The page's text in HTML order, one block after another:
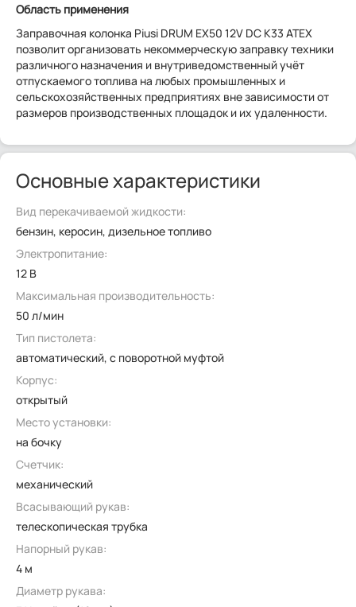
Область применения
Заправочная колонка Piusi DRUM EX50 12V DC K33 ATEX
позволит организовать некоммерческую заправку техники
различного назначения и внутриведомственный учёт
отпускаемого топлива на любых промышленных и
сельскохозяйственных предприятиях вне зависимости от
размеров производственных площадок и их удаленности.
Основные характеристики
Вид перекачиваемой жидкости:
бензин, керосин, дизельное топливо
Электропитание:
12 В
Максимальная производительность:
50 л/мин
Тип пистолета:
автоматический, с поворотной муфтой
Корпус:
открытый
Место установки:
на бочку
Счетчик:
механический
Всасывающий рукав:
телескопическая трубка
Напорный рукав:
4 м
Диаметр рукава: